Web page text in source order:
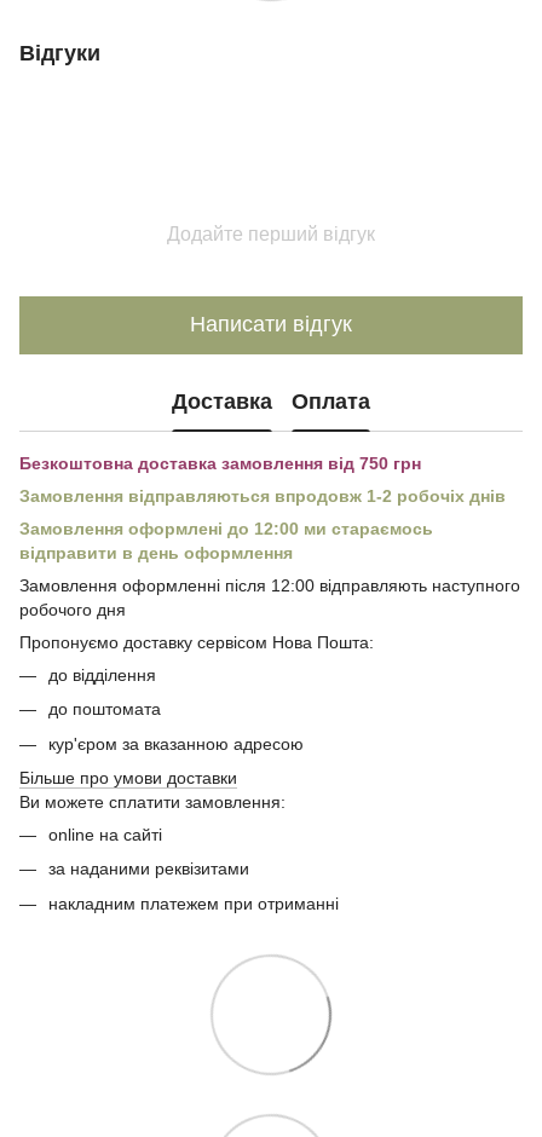
Відгуки
Додайте перший відгук
Написати відгук
Доставка Оплата
Безкоштовна доставка замовлення від 750 грн
Замовлення відправляються впродовж 1-2 робочіх днів
Замовлення оформлені до 12:00 ми стараємось
відправити в день оформлення
Замовлення оформленні після 12:00 відправляють наступного
робочого дня
Пропонуємо доставку сервісом Нова Пошта:
до відділення
до поштомата
кур'єром за вказанною адресою
Більше про умови доставки
Ви можете сплатити замовлення:
online на сайті
за наданими реквізитами
накладним платежем при отриманні